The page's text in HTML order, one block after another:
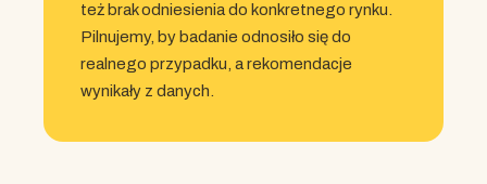
też brak odniesienia do konkretnego rynku.
Pilnujemy, by badanie odnosiło się do
realnego przypadku, a rekomendacje
wynikały z danych.